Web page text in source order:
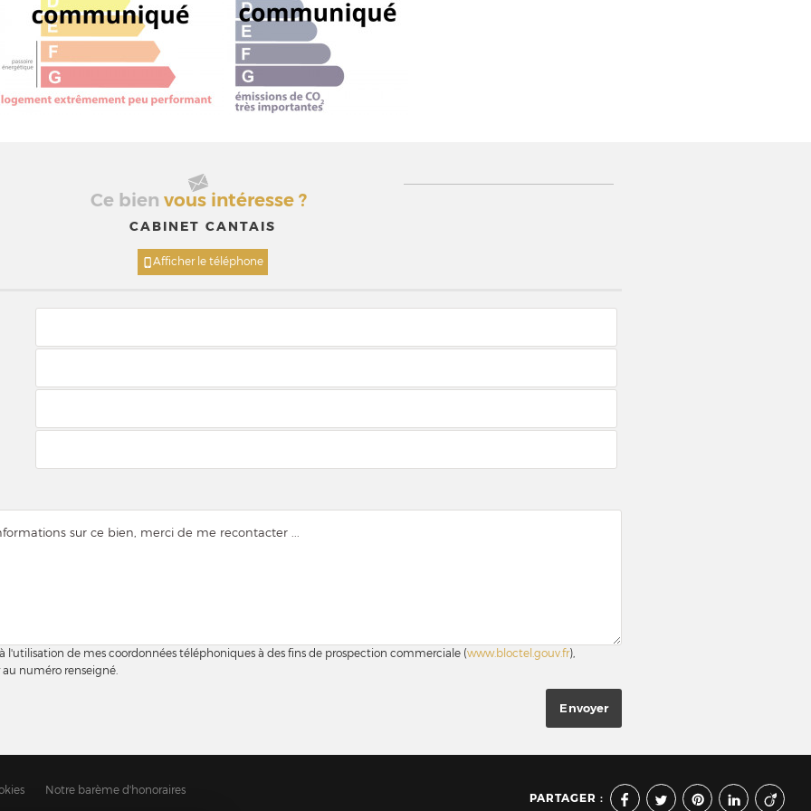
Ce bien vous intéresse ?
CABINET CANTAIS
Afficher le téléphone
l'utilisation de mes coordonnées téléphoniques à des fins de prospection commerciale (www.bloctel.gouv.fr),
numéro renseigné.
Notre barème d'honoraires
PARTAGER :